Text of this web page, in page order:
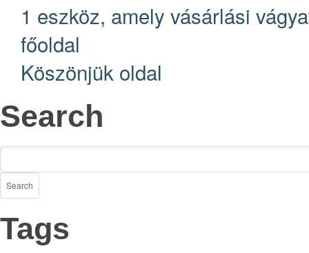
1 eszköz, amely vásárlási
főoldal
Köszönjük oldal
Search
Tags